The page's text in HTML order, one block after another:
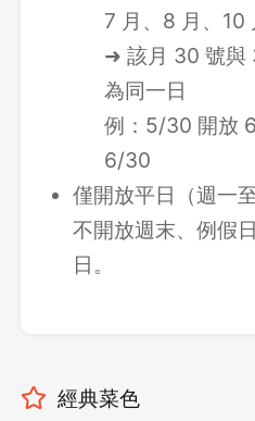
7 月、8 月、10
➜ 該月 30 號與
為同一日
例：5/30 開放
6/30
僅開放平日（週一
不開放週末、例假
日。
經典菜色